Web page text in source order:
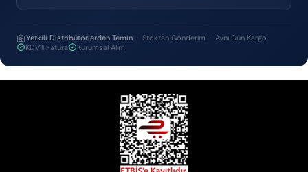
Yetkili Distribütörlerden Temin · Stoktan Gönderim · Aynı Gün Kargo
KDV'li Fatura
Kurumsal Alım